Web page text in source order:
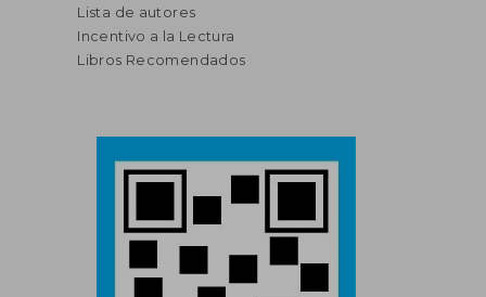
Lista de autores
Incentivo a la Lectura
Libros Recomendados